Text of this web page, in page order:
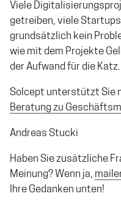
Viele
getreiben, viele
grundsätzlich kein
wie mit dem Projekte
der Aufwand für die Katz.
Solcept unterstützt Sie
Beratung zu
Andreas Stucki
Haben Sie zusätzliche
Meinung? Wenn ja,
Ihre Gedanken unten!